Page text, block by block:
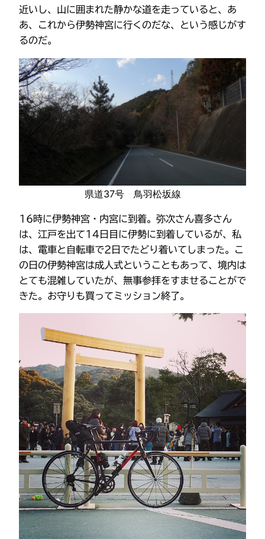
近いし、山に囲まれた静かな道を走っていると、あ
あ、これから伊勢神宮に行くのだな、という感じがす
るのだ。
県道37号 鳥羽松坂線
16時に伊勢神宮・内宮に到着。弥次さん喜多さん
は、江戸を出て14日目に伊勢に到着しているが、私
は、電車と自転車で2日でたどり着いてしまった。こ
の日の伊勢神宮は成人式ということもあって、境内は
とても混雑していたが、無事参拝をすませることがで
きた。お守りも買ってミッション終了。